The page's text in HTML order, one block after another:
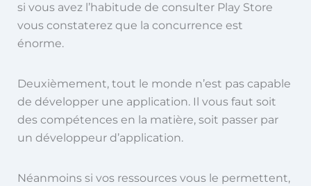
si vous avez l’habitude de consulter Play Store
vous constaterez que la concurrence est
énorme.
Deuxièmement, tout le monde n’est pas capable
de développer une application. Il vous faut soit
des compétences en la matière, soit passer par
un développeur d’application.
Néanmoins si vos ressources vous le permettent,